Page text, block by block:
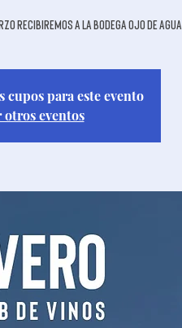
recibiremos a la Bodega Ojo de
cupos para este evento
otros eventos